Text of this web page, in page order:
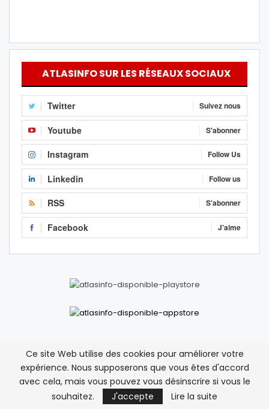
ATLASINFO SUR LES RÉSEAUX SOCIAUX
Twitter Suivez nous
Youtube S'abonner
Instagram Follow Us
Linkedin Follow us
RSS S'abonner
Facebook J'aime
Namsur Deux hélicoptères militaires algériens
survolent la ville frontalière de Figuig
Mais comment on peut accepter qu’un hélicoptère
Ce site Web utilise des cookies pour améliorer votre
expérience. Nous supposerons que vous êtes d'accord
avec cela, mais vous pouvez vous désinscrire si vous le
souhaitez.
J'accepte Lire la suite